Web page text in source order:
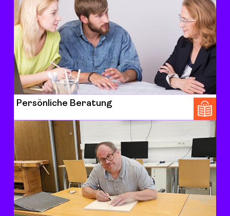
Persönliche Beratung